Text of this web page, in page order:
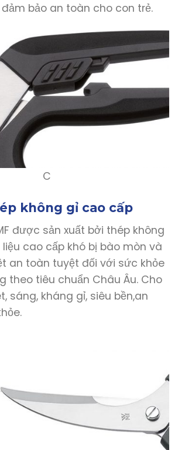
bảo an toàn cho con trẻ.
C
không gỉ cao cấp
được sản xuất bởi thép không
liệu cao cấp khó bị bào mòn và
an toàn tuyệt đối với sức khỏe
theo tiêu chuẩn Châu Âu. Cho
sáng, kháng gỉ, siêu bền,an